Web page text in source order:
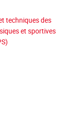
techniques des
et sportives